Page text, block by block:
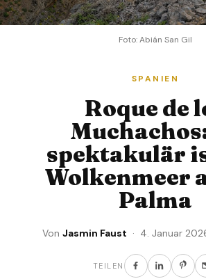
Foto: Abián San Gil
SPANIEN
Roque de
spektakulär
Wolkenmeer
Palma
Von Jasmin Faust · 4. Januar
TEILEN